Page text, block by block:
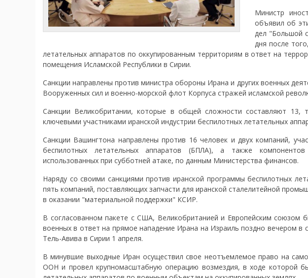
Министр
объявил об
дел "Большой
дня после
летательных аппаратов по оккупированным территориям в ответ на
помещения Исламской Республики в Сирии.
Санкции направлены против министра обороны Ирана и других военных
Вооруженных сил и военно-морской флот Корпуса стражей исламской
Санкции Великобритании, которые в общей сложности составляют 13,
ключевыми участниками иранской индустрии беспилотных летательных
Санкции Вашингтона направлены против 16 человек и двух компаний,
беспилотных летательных аппаратов (БПЛА), а также
использованных при субботней атаке, по данным Министерства финансов.
Наряду со своими санкциями против иранской программы беспилотных
пять компаний, поставляющих запчасти для иранской сталелитейной
в оказании "материальной поддержки" КСИР.
В согласованном пакете с США, Великобританией и Европейским союзом
военных в ответ на прямое нападение Ирана на Израиль поздно вечером в
Тель-Авива в Сирии 1 апреля.
В минувшие выходные Иран осуществил свое неотъемлемое право на
ООН и провел крупномасштабную операцию возмездия, в ходе которой